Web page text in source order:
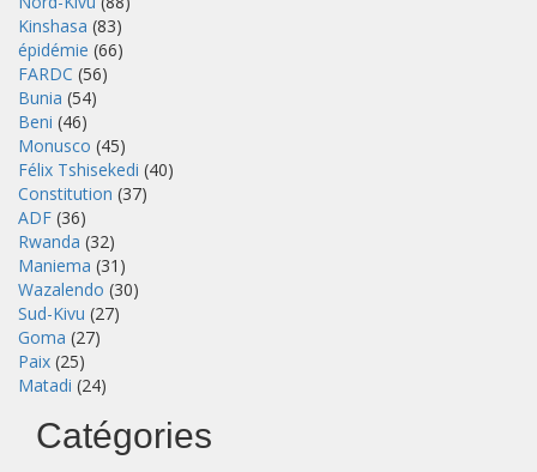
Kinshasa (83)
épidémie (66)
FARDC (56)
Bunia (54)
Beni (46)
Monusco (45)
Félix Tshisekedi (40)
Constitution (37)
ADF (36)
Rwanda (32)
Maniema (31)
Wazalendo (30)
Sud-Kivu (27)
Goma (27)
Paix (25)
Matadi (24)
Catégories